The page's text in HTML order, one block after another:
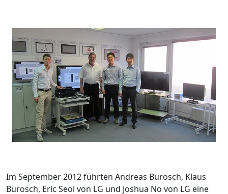
Im September 2012 führten Andreas Burosch, Klaus
Burosch, Eric Seol von LG und Joshua No von LG eine